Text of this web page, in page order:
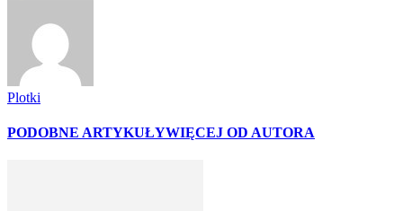
Plotki
PODOBNE ARTYKUŁYWIĘCEJ OD AUTORA